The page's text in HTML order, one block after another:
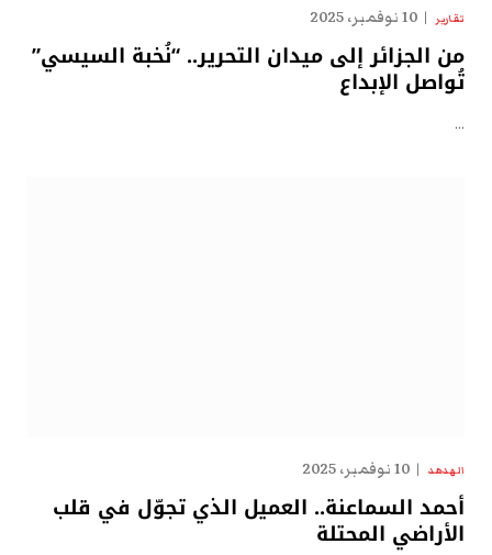
تقارير 10 نوفمبر، 2025
من الجزائر إلى ميدان التحرير.. “نُخبة السيسي”
تُواصل الإبداع
…
الهدهد 10 نوفمبر، 2025
أحمد السماعنة.. العميل الذي تجوّل في قلب
الأراضي المحتلة